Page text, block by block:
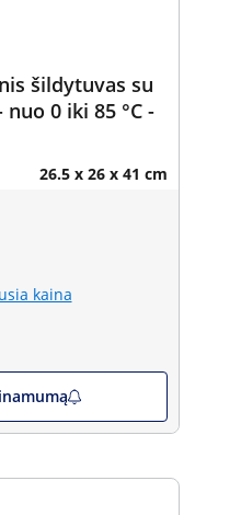
šildytuvas su
0 iki 85 °C -
26.5 x 26 x 41 cm
kaina